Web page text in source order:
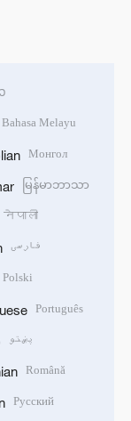
Bahasa Melayu
Монгол
မြန်မာဘာသာ
नेपाली
فارسی
Polski
Português
پښتو
Română
Русский